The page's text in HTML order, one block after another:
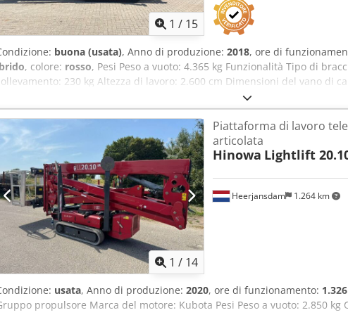
1 / 15
buona (usata), Anno di produzione: 2018, ore di
, colore: rosso, Pesi Peso a vuoto: 4.365 kg Funzionalità Tipo di
230 kg Altezza di lavoro: 2.600 cm Dimensioni del vano di
CE: sì Condizioni Condizioni tecniche: buone Condizioni estetiche: buone
consegna: EXW Portata orizzontale massima: 1400 m Paese di
maggiori informazioni, contattare Vink Machinery. Hinowa Lightlift 26.14
alimentazione a 230 Volt * 1777 ore di funzionamento * 26 metri di
orizzontale * Cingoli regolabili * Telecomando * Stabilizzatori regolabili *
Sco Ai Djf * 4365 kg di peso proprio
1 / 14
Heerjansdam 1.264 km
Piattaforma di lavoro
articolata
Hinowa Lightlift
usata, Anno di produzione: 2020, ore di funzionamento:
propulsore Marca del motore: Kubota Pesi Peso a vuoto: 2.850